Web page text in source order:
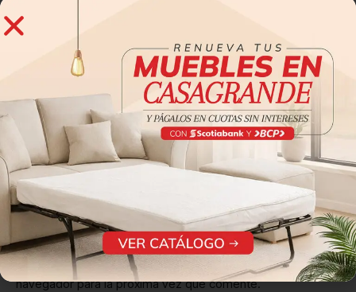
Nombre*
Correo electrónico
Guarda mi nombre, correo electrónico y web en este
navegador para la próxima vez que comente.